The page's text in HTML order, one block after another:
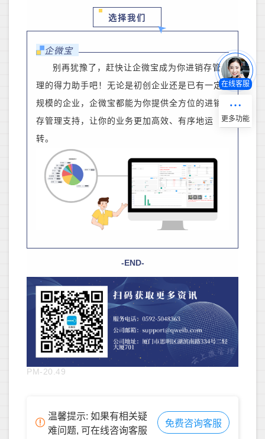
选择我们
企微宝
别再犹豫了，赶快让企微宝成为你进销存管
理的得力助手吧！无论是初创企业还是已有一定
规模的企业，企微宝都能为你提供全方位的进销
存管理支持 ， 让你的业务更加高效、有序地运
转。
-END-
PM-20.49
温馨提示: 如果有相关疑
难问题, 可在线咨询客服
免费咨询客服
在线客服